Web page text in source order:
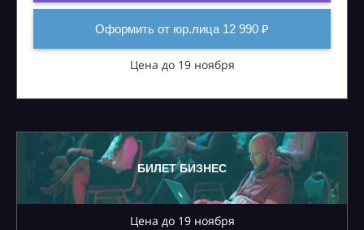
Оформить от юр.лица 12 990 ₽
Цена до 19 ноября
БИЛЕТ БИЗНЕС
Цена до 19 ноября